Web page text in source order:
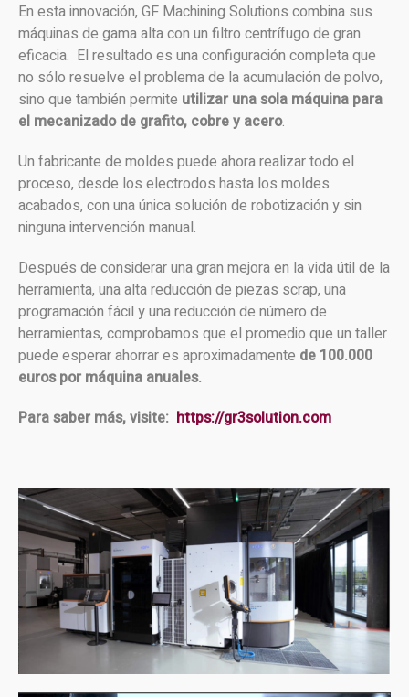
En esta innovación, GF Machining Solutions combina sus
máquinas de gama alta con un filtro centrífugo de gran
eficacia. El resultado es una configuración completa que
no sólo resuelve el problema de la acumulación de polvo,
sino que también permite utilizar una sola máquina para
el mecanizado de grafito, cobre y acero.
Un fabricante de moldes puede ahora realizar todo el
proceso, desde los electrodos hasta los moldes
acabados, con una única solución de robotización y sin
ninguna intervención manual.
Después de considerar una gran mejora en la vida útil de la
herramienta, una alta reducción de piezas scrap, una
programación fácil y una reducción de número de
herramientas, comprobamos que el promedio que un taller
puede esperar ahorrar es aproximadamente de 100.000
euros por máquina anuales.
Para saber más, visite: https://gr3solution.com